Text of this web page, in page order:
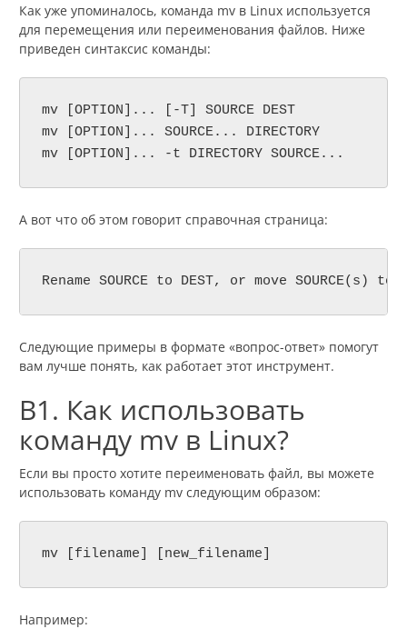
Как уже упоминалось, команда mv в Linux используется
для перемещения или переименования файлов. Ниже
приведен синтаксис команды:
mv [OPTION]... [-T] SOURCE DEST
mv [OPTION]... SOURCE... DIRECTORY
mv [OPTION]... -t DIRECTORY SOURCE...
А вот что об этом говорит справочная страница:
Rename SOURCE to DEST, or move SOURCE(s) to
Следующие примеры в формате «вопрос-ответ» помогут
вам лучше понять, как работает этот инструмент.
В1. Как использовать
команду mv в Linux?
Если вы просто хотите переименовать файл, вы можете
использовать команду mv следующим образом:
mv [filename] [new_filename]
Например: